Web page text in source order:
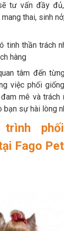
tư vấn đầy
thai, sinh
tinh thần trách
hàng
tâm đến
việc phối
mê và trách
bạn sự hài lòng
Fago Pet